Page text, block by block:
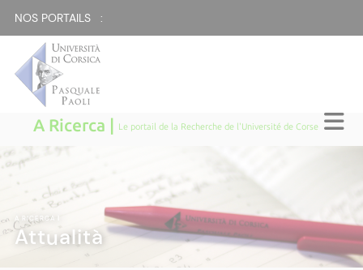
NOS PORTAILS :
A Ricerca | Le portail de la Recherche de l'Université de Corse
A RICERCA
Attualità